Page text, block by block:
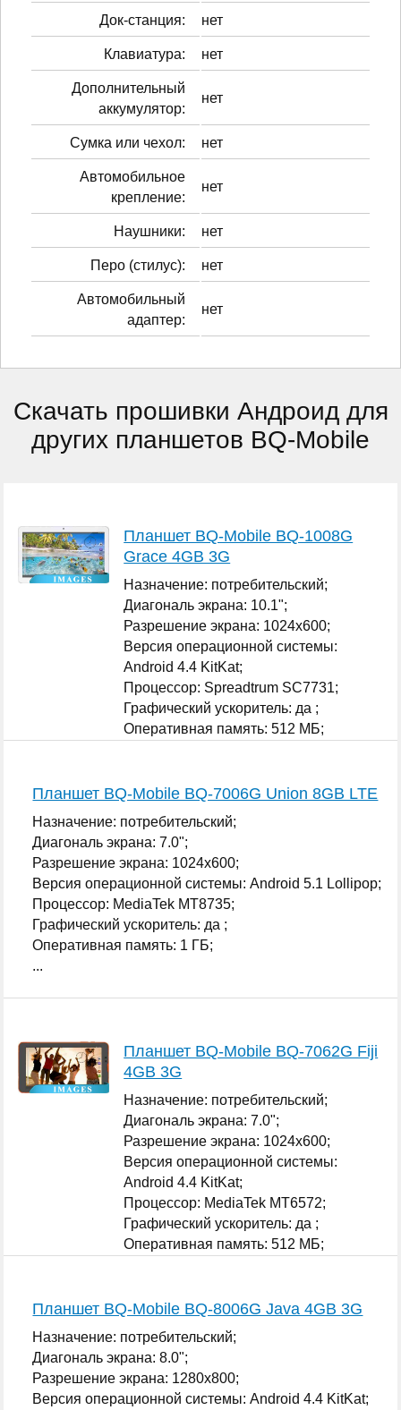
Док-станция:
нет
Клавиатура: нет
Дополнительный
аккумулятор:
нет
Сумка или чехол: нет
Автомобильное
крепление:
нет
Наушники: нет
Перо (стилус): нет
Автомобильный
адаптер:
нет
Скачать прошивки Андроид для
других планшетов BQ-Mobile
Планшет BQ-Mobile BQ-1008G
Grace 4GB 3G
Назначение: потребительский;
Диагональ экрана: 10.1";
Разрешение экрана: 1024x600;
Версия операционной системы:
Android 4.4 KitKat;
Процессор: Spreadtrum SC7731;
Графический ускоритель: да ;
Оперативная память: 512 МБ;
Планшет BQ-Mobile BQ-7006G Union 8GB LTE
Назначение: потребительский;
Диагональ экрана: 7.0";
Разрешение экрана: 1024x600;
Версия операционной системы: Android 5.1 Lollipop;
Процессор: MediaTek MT8735;
Графический ускоритель: да ;
Оперативная память: 1 ГБ;
...
Планшет BQ-Mobile BQ-7062G Fiji
4GB 3G
Назначение: потребительский;
Диагональ экрана: 7.0";
Разрешение экрана: 1024x600;
Версия операционной системы:
Android 4.4 KitKat;
Процессор: MediaTek MT6572;
Графический ускоритель: да ;
Оперативная память: 512 МБ;
Планшет BQ-Mobile BQ-8006G Java 4GB 3G
Назначение: потребительский;
Диагональ экрана: 8.0";
Разрешение экрана: 1280x800;
Версия операционной системы: Android 4.4 KitKat;